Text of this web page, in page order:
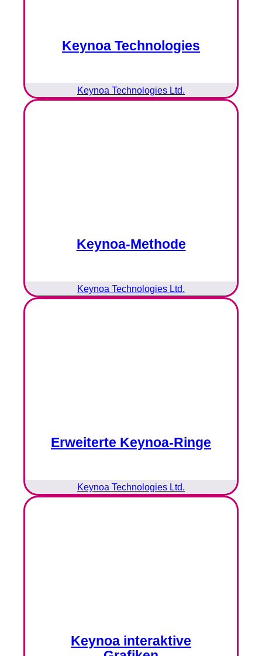
Keynoa Technologies
Keynoa Technologies Ltd.
Keynoa-Methode
Keynoa Technologies Ltd.
Erweiterte Keynoa-Ringe
Keynoa Technologies Ltd.
Keynoa interaktive